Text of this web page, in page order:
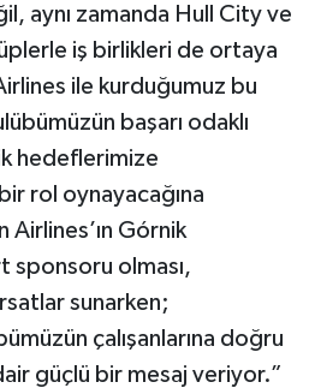
aynı zamanda Hull City ve
iş birlikleri de ortaya
ile kurduğumuz bu
başarı odaklı
hedeflerimize
rol oynayacağına
Górnik
sponsoru olması,
sunarken;
çalışanlarına doğru
güçlü bir mesaj veriyor.”